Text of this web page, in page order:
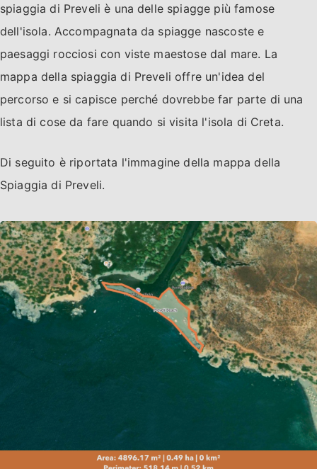
spiaggia di Preveli è una delle spiagge più famose
dell'isola. Accompagnata da spiagge nascoste e
paesaggi rocciosi con viste maestose dal mare. La
mappa della spiaggia di Preveli offre un'idea del
percorso e si capisce perché dovrebbe far parte di una
lista di cose da fare quando si visita l'isola di Creta.
Di seguito è riportata l'immagine della mappa della
Spiaggia di Preveli.